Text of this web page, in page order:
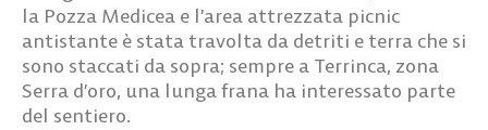
la Pozza Medicea e l’area attrezzata picnic
antistante è stata travolta da detriti e terra che si
sono staccati da sopra; sempre a Terrinca, zona
Serra d’oro, una lunga frana ha interessato parte
del sentiero.